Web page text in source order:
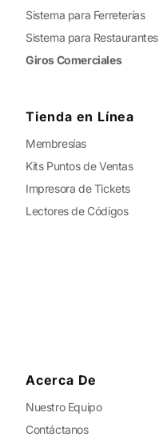
Sistema para Ferreterías
Sistema para Restaurantes
Giros Comerciales
Tienda en Línea
Membresías
Kits Puntos de Ventas
Impresora de Tickets
Lectores de Códigos
Acerca De
Nuestro Equipo
Contáctanos